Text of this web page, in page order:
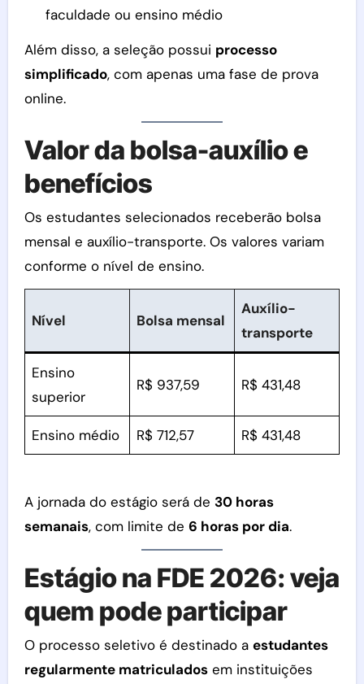
faculdade ou ensino médio
Além disso, a seleção possui processo
simplificado, com apenas uma fase de prova
online.
Valor da bolsa-auxílio e
benefícios
Os estudantes selecionados receberão bolsa
mensal e auxílio-transporte. Os valores variam
conforme o nível de ensino.
Nível Bolsa mensal
Auxílio-
transporte
Ensino
superior
R$ 937,59 R$ 431,48
Ensino médio R$ 712,57 R$ 431,48
A jornada do estágio será de 30 horas
semanais, com limite de 6 horas por dia.
Estágio na FDE 2026: veja
quem pode participar
O processo seletivo é destinado a estudantes
regularmente matriculadosem instituições